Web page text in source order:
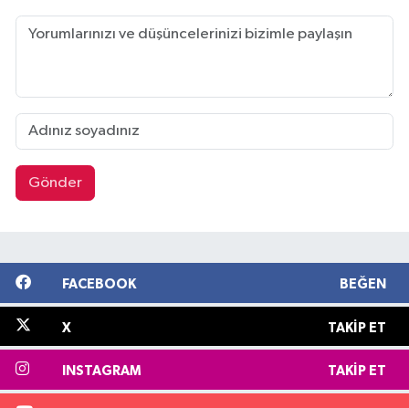
Gönder
FACEBOOK BEĞEN
X TAKIP ET
INSTAGRAM TAKIP ET